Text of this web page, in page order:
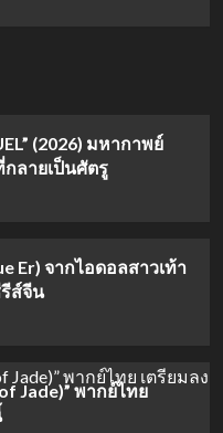
(2026) มหากาพย์
ลายเป็นศัตรู
Er) จากไอดอลสาวเท้า
ส์จีน
Jade)” พากย์ไทย